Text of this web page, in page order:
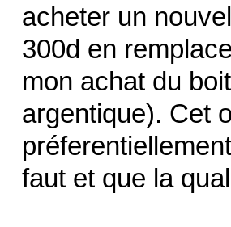
acheter un
300d en
mon achat du
argentique). Cet
faut et que la